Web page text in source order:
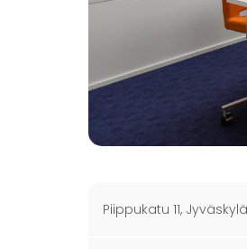
Piippukatu 11, Jyväskylä